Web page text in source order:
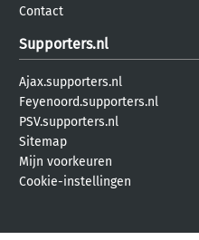
Contact
Supporters.nl
Ajax.supporters.nl
Feyenoord.supporters.nl
PSV.supporters.nl
Sitemap
Mijn voorkeuren
Cookie-instellingen